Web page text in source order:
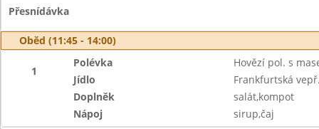
Přesnídávka
Oběd (11:45 - 14:00)
1
Polévka
Hovězí pol. s
Jídlo
Frankfurtská
Doplněk
salát,kompot
Nápoj
sirup,čaj